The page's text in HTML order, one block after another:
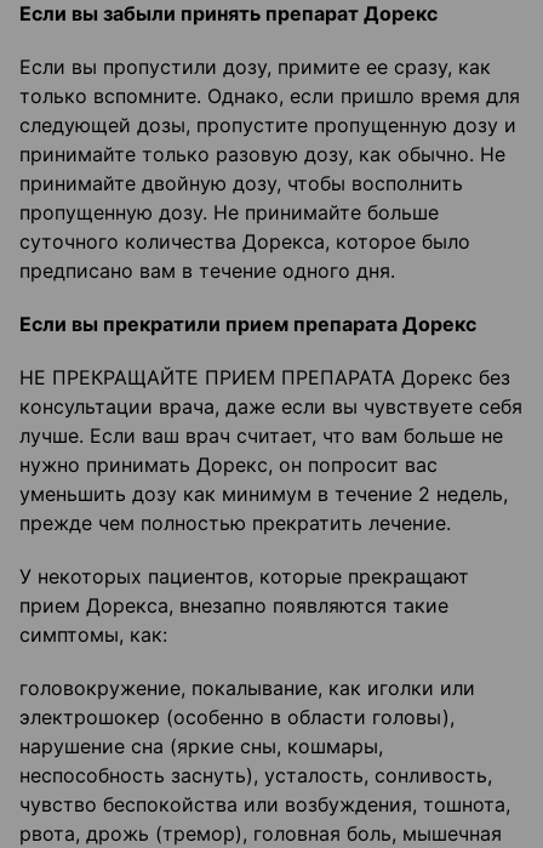
Если вы забыли принять препарат Дорекс
Если вы пропустили дозу, примите ее сразу, как
только вспомните. Однако, если пришло время для
следующей дозы, пропустите пропущенную дозу и
принимайте только разовую дозу, как обычно. Не
принимайте двойную дозу, чтобы восполнить
пропущенную дозу. Не принимайте больше
суточного количества Дорекса, которое было
предписано вам в течение одного дня.
Если вы прекратили прием препарата Дорекс
НЕ ПРЕКРАЩАЙТЕ ПРИЕМ ПРЕПАРАТА Дорекс без
консультации врача, даже если вы чувствуете себя
лучше. Если ваш врач считает, что вам больше не
нужно принимать Дорекс, он попросит вас
уменьшить дозу как минимум в течение 2 недель,
прежде чем полностью прекратить лечение.
У некоторых пациентов, которые прекращают
прием Дорекса, внезапно появляются такие
симптомы, как:
головокружение, покалывание, как иголки или
электрошокер (особенно в области головы),
нарушение сна (яркие сны, кошмары,
неспособность заснуть), усталость, сонливость,
чувство беспокойства или возбуждения, тошнота,
рвота, дрожь (тремор), головная боль, мышечная